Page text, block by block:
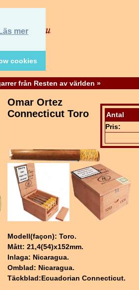
Läs mer
cookies
från Resten av världen »
Antal
Pris:
Omar Ortez
Connecticut Toro
Modell(façon): Toro.
Mått: 21,4(54)x152mm.
Inlaga: Nicaragua.
Omblad: Nicaragua.
Täckblad:Ecuadorian Connecticut.